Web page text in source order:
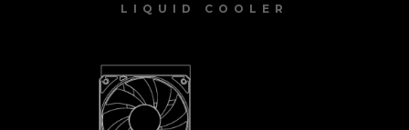
LIQUID COOLER